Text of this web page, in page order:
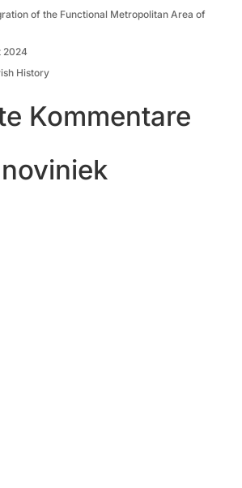
of the Functional Metropolitan Area of
2024
History
Kommentare